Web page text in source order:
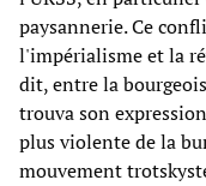
paysannerie. Ce
l'impérialisme et la
dit, entre la
trouva son
plus violente de la
mouvement